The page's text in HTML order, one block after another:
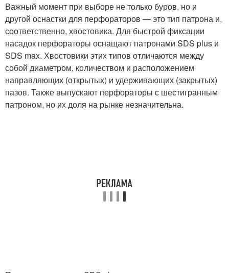
Важный момент при выборе не только буров, но и
другой оснастки для перфораторов — это тип патрона и,
соответственно, хвостовика. Для быстрой фиксации
насадок перфораторы оснащают патронами SDS plus и
SDS max. Хвостовики этих типов отличаются между
собой диаметром, количеством и расположением
направляющих (открытых) и удерживающих (закрытых)
пазов. Также выпускают перфораторы с шестигранным
патроном, но их доля на рынке незначительна.